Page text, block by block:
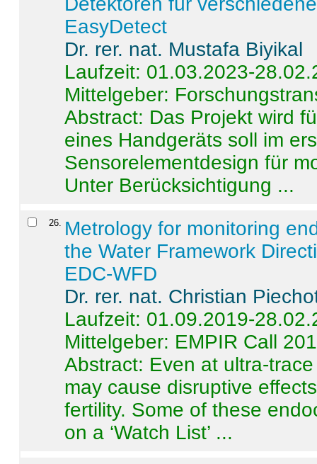
EasyDetect
Dr. rer. nat. Mustafa Biyikal
Laufzeit: 01.03.2023-
Mittelgeber:
Abstract: Das Projekt wird
eines Handgeräts soll im
Sensorelementdesign für
Unter Berücksichtigung ...
26. Metrology for monitoring
the Water Framework
EDC-WFD
Dr. rer. nat. Christian
Laufzeit: 01.09.2019-
Mittelgeber: EMPIR Call
Abstract: Even at ultra-
may cause disruptive
fertility. Some of these
on a ‘Watch List’ ...